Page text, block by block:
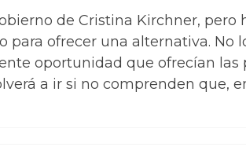
de Cristina Kirchner, pero
para ofrecer una alternativa. No
oportunidad que ofrecían las
a ir si no comprenden que,